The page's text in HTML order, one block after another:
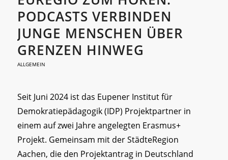
PODCASTS VERBINDEN
JUNGE MENSCHEN ÜBER
GRENZEN HINWEG
ALLGEMEIN
Seit Juni 2024 ist das Eupener Institut für
Demokratiepädagogik (IDP) Projektpartner in
einem auf zwei Jahre angelegten Erasmus+
Projekt. Gemeinsam mit der StädteRegion
Aachen, die den Projektantrag in Deutschland